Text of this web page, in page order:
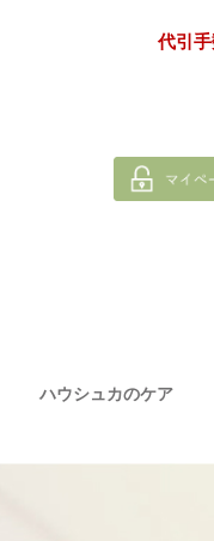
代引
ハウシュカのケア